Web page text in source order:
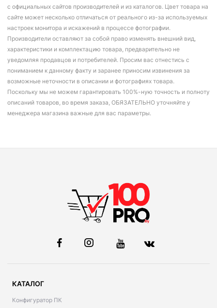
с официальных сайтов производителей и из каталогов. Цвет товара на
сайте может несколько отличаться от реального из-за используемых
настроек монитора и искажений в процессе фотографии.
Производители оставляют за собой право изменять внешний вид,
характеристики и комплектацию товара, предварительно не
уведомляя продавцов и потребителей. Просим вас отнестись с
пониманием к данному факту и заранее приносим извинения за
возможные неточности в описании и фотографиях товара.
Поскольку мы не можем гарантировать 100%-ную точность и полноту
описаний товаров, во время заказа, ОБЯЗАТЕЛЬНО уточняйте у
менеджера магазина важные для вас параметры.
КАТАЛОГ
Конфигуратор ПК